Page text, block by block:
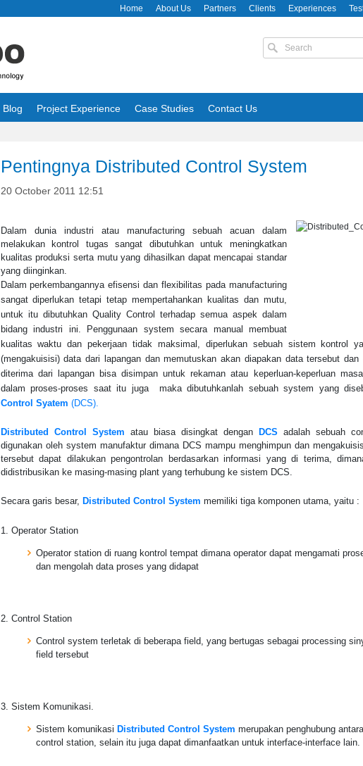
Home About Us Partners Clients Experiences
Blog Project Experience Case Studies Contact Us
Pentingnya Distributed Control System
20 October 2011 12:51
Dalam dunia industri atau manufacturing sebuah acuan dalam
melakukan kontrol tugas sangat dibutuhkan untuk meningkatkan
kualitas produksi serta mutu yang dihasilkan dapat mencapai standar
yang diinginkan.
Dalam perkembangannya efisensi dan flexibilitas pada manufacturing
sangat diperlukan tetapi tetap mempertahankan kualitas dan mutu,
untuk itu dibutuhkan Quality Control terhadap semua aspek dalam
bidang industri ini. Penggunaan system secara manual membuat
kualitas waktu dan pekerjaan tidak maksimal, diperlukan sebuah sistem kontrol
(mengakuisisi) data dari lapangan dan memutuskan akan diapakan data tersebut
diterima dari lapangan bisa disimpan untuk rekaman atau keperluan-keperluan
dalam proses-proses saat itu juga maka dibutuhkanlah sebuah system yang
Control Syatem (DCS).
Distributed Control System atau biasa disingkat dengan DCS adalah sebuah
digunakan oleh system manufaktur dimana DCS mampu menghimpun dan
tersebut dapat dilakukan pengontrolan berdasarkan informasi yang di terima,
didistribusikan ke masing-masing plant yang terhubung ke sistem DCS.
Secara garis besar, Distributed Control System memiliki tiga komponen utama, yaitu :
1. Operator Station
Operator station di ruang kontrol tempat dimana operator dapat mengamati
dan mengolah data proses yang didapat
2. Control Station
Control system terletak di beberapa field, yang bertugas sebagai processing
field tersebut
3. Sistem Komunikasi.
Sistem komunikasi Distributed Control System merupakan penghubung
control station, selain itu juga dapat dimanfaatkan untuk interface-interface lain.